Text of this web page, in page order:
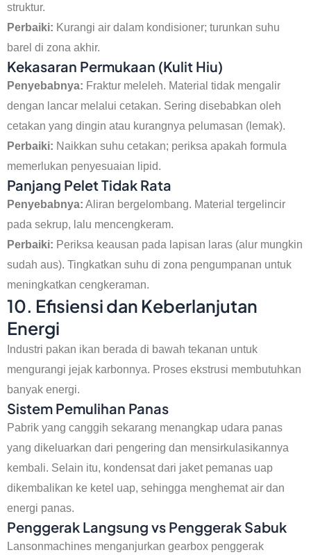
struktur.
Perbaiki: Kurangi air dalam kondisioner; turunkan suhu
barel di zona akhir.
Kekasaran Permukaan (Kulit Hiu)
Penyebabnya: Fraktur meleleh. Material tidak mengalir
dengan lancar melalui cetakan. Sering disebabkan oleh
cetakan yang dingin atau kurangnya pelumasan (lemak).
Perbaiki: Naikkan suhu cetakan; periksa apakah formula
memerlukan penyesuaian lipid.
Panjang Pelet Tidak Rata
Penyebabnya: Aliran bergelombang. Material tergelincir
pada sekrup, lalu mencengkeram.
Perbaiki: Periksa keausan pada lapisan laras (alur mungkin
sudah aus). Tingkatkan suhu di zona pengumpanan untuk
meningkatkan cengkeraman.
10. Efisiensi dan Keberlanjutan
Energi
Industri pakan ikan berada di bawah tekanan untuk
mengurangi jejak karbonnya. Proses ekstrusi membutuhkan
banyak energi.
Sistem Pemulihan Panas
Pabrik yang canggih sekarang menangkap udara panas
yang dikeluarkan dari pengering dan mensirkulasikannya
kembali. Selain itu, kondensat dari jaket pemanas uap
dikembalikan ke ketel uap, sehingga menghemat air dan
energi panas.
Penggerak Langsung vs Penggerak Sabuk
Lansonmachines menganjurkan gearbox penggerak